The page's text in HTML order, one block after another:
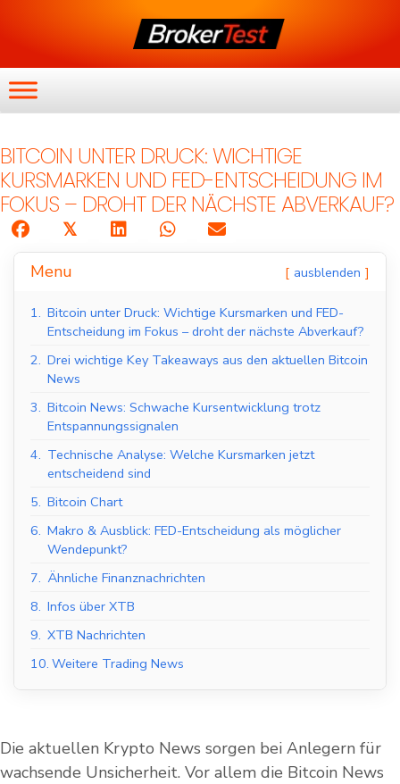
BITCOIN UNTER DRUCK: WICHTIGE
KURSMARKEN UND FED-ENTSCHEIDUNG IM
FOKUS – DROHT DER NÄCHSTE ABVERKAUF?
𝕏
Menu ausblenden
1. Bitcoin unter Druck: Wichtige Kursmarken und FED-
Entscheidung im Fokus – droht der nächste Abverkauf?
2. Drei wichtige Key Takeaways aus den aktuellen Bitcoin
News
3. Bitcoin News: Schwache Kursentwicklung trotz
Entspannungssignalen
4. Technische Analyse: Welche Kursmarken jetzt
entscheidend sind
5. Bitcoin Chart
6. Makro & Ausblick: FED-Entscheidung als möglicher
Wendepunkt?
7. Ähnliche Finanznachrichten
8. Infos über XTB
9. XTB Nachrichten
10. Weitere Trading News
Die aktuellen Krypto News sorgen bei Anlegern für
wachsende Unsicherheit. Vor allem die Bitcoin News